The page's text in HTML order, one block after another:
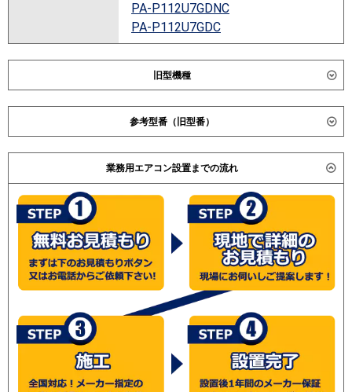
PA-P112U7GDNC
PA-P112U7GDC
旧型機種
ダイキン
SSRC112BCND
SSRC112BCD
SSRC112CD
SSRC112BJND
SSRC112BJD
SSRC112BFND
SSRC112BFD
SSRC112BYND
SSRC112BYD
SSRJC112BJD
SSRJC112BFD
SSRUC112BYD
SSRUC112CD
東芝
GUXB11213XU
参考型番（旧型番）
ダイキン SSRC112BAD / SSRC112BD / SZZC112CBDG /
SZZC112CBD / SZZC112CBND / SZZN112CBD /
SZZN112CBND / SZZJC112CBD / SZZPC112CBD /
SSRC112ADG / SSRC112AD / SSRC112AND /
SSRJC112AD / SSRPC112AD / 日立 RCI-AP112GHP3 /
RCI-AP112GHP1 / RCIC-AP112GHP2 / 三菱電機 PLZX-
ZRMP112EFCK / PLZX-ZRMP112EFH / PLZX-
ZRP112BFCE / PLZX-ZRP112BFE / ダイキン
SZZC112CADG / SZZC112CAD / SZZC112CAND /
SZZN112CAD / SZZN112CAND / 日立 RCI-AP112GHP1 /
RCIC-AP112GHP1 / 三菱電機 PLZX-ZRP112BFCD /
PLZX-ZRP112BFD /
(こちらの型番は参考です。メーカーや仕様によって価格
業務用エアコン設置までの流れ